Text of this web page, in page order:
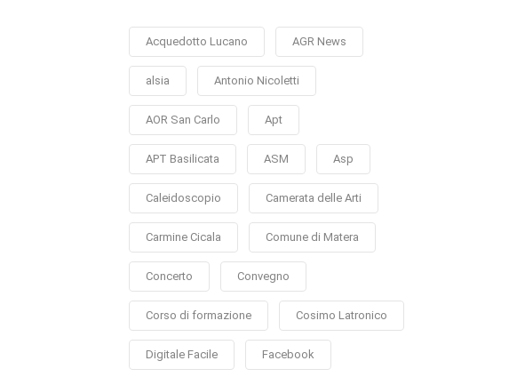
Acquedotto Lucano AGR News
alsia Antonio Nicoletti
AOR San Carlo Apt
APT Basilicata ASM Asp
Caleidoscopio Camerata delle Arti
Carmine Cicala Comune di Matera
Concerto Convegno
Corso di formazione Cosimo Latronico
Digitale Facile Facebook